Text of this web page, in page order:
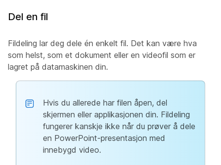
Del en fil
Fildeling lar deg dele én enkelt fil. Det kan være hva
som helst, som et dokument eller en videofil som er
lagret på datamaskinen din.
Hvis du allerede har filen åpen, del
skjermen eller applikasjonen din. Fildeling
fungerer kanskje ikke når du prøver å dele
en PowerPoint-presentasjon med
innebygd video.